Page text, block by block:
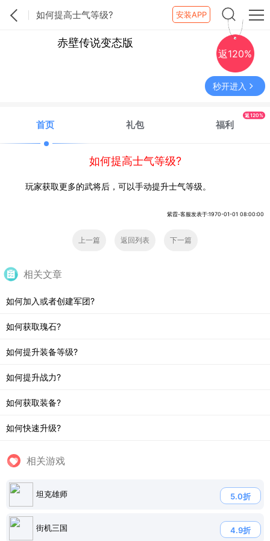
如何提高士气等级? 安装APP
赤壁传说变态版
返120%
秒开进入
首页 礼包 福利
返120%
如何提高士气等级?
玩家获取更多的武将后，可以手动提升士气等级。
紫霞-客服发表于:1970-01-01 08:00:00
上一篇 返回列表 下一篇
相关文章
如何加入或者创建军团?
如何获取瑰石?
如何提升装备等级?
如何提升战力?
如何获取装备?
如何快速升级?
相关游戏
坦克雄师 5.0折
街机三国 4.9折